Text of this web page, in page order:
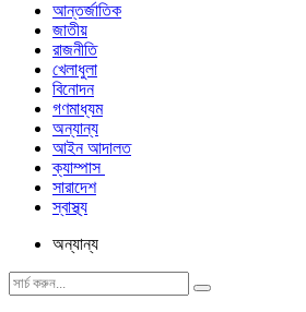
আন্তর্জাতিক
জাতীয়
রাজনীতি
খেলাধুলা
বিনোদন
গণমাধ্যম
অন্যান্য
আইন আদালত
ক্যাম্পাস
সারাদেশ
স্বাস্থ্য
অন্যান্য